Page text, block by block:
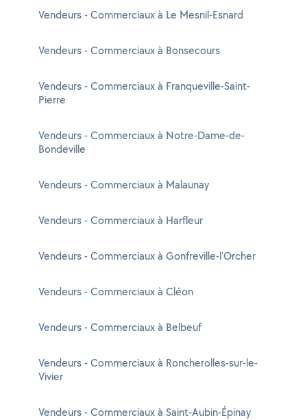
Vendeurs - Commerciaux à Le Mesnil-Esnard
Vendeurs - Commerciaux à Bonsecours
Vendeurs - Commerciaux à Franqueville-Saint-
Pierre
Vendeurs - Commerciaux à Notre-Dame-de-
Bondeville
Vendeurs - Commerciaux à Malaunay
Vendeurs - Commerciaux à Harfleur
Vendeurs - Commerciaux à Gonfreville-l'Orcher
Vendeurs - Commerciaux à Cléon
Vendeurs - Commerciaux à Belbeuf
Vendeurs - Commerciaux à Roncherolles-sur-le-
Vivier
Vendeurs - Commerciaux à Saint-Aubin-Épinay